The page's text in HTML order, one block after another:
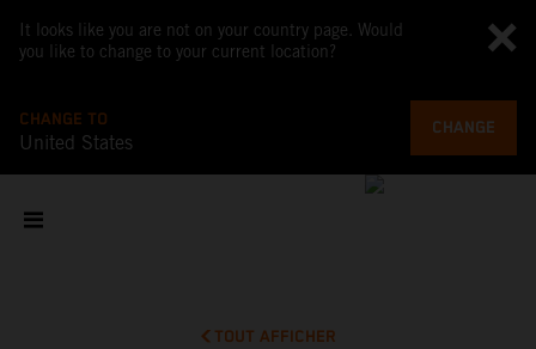
It looks like you are not on your country page. Would
you like to change to your current location?
CHANGE TO
United States
CHANGE
TOUT AFFICHER